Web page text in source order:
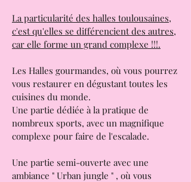
La particularité des halles toulousaines,
c'est qu'elles se différencient des autres,
car elle forme un grand complexe !!!.
Les Halles gourmandes, où vous pourrez
vous restaurer en dégustant toutes les
cuisines du monde.
Une partie dédiée à la pratique de
nombreux sports, avec un magnifique
complexe pour faire de l'escalade.
Une partie semi-ouverte avec une
ambiance " Urban jungle " , où vous